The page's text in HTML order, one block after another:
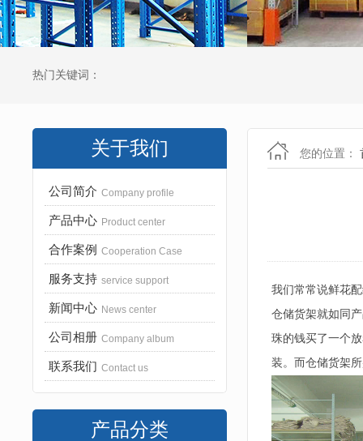
热门关键词：
关于我们
公司简介 Company profile
产品中心 Product center
合作案例 Cooperation Case
服务支持 service support
新闻中心 News center
公司相册 Company album
联系我们 Contact us
产品分类
您的位置：
我们常常说鲜花
仓储货架就如同
珠的钱买了一个
装。而仓储货架